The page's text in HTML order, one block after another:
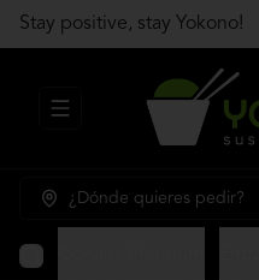
Stay positive, stay Yokono!
Abrir menu de navegación
¿Dónde quieres pedir?